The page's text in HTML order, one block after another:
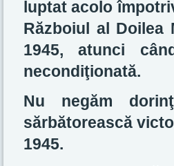
luptat acolo
Războiul al Doilea
1945, atunci
necondiţionată.
Nu negăm
sărbătorească
1945.